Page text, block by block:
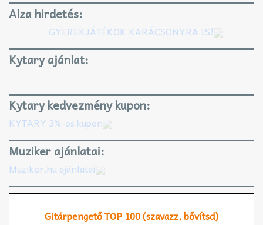
Alza hirdetés:
GYEREKJÁTÉKOK KARÁCSONYRA IS!
Kytary ajánlat:
Kytary kedvezmény kupon:
KYTARY 3%-os kupon
Muziker ajánlatai:
Muziker.hu ajánlatai
Gitárpengető TOP 100 (szavazz, bővítsd)